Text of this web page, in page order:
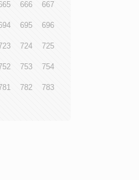
666 667
695 696
724 725
753 754
782 783